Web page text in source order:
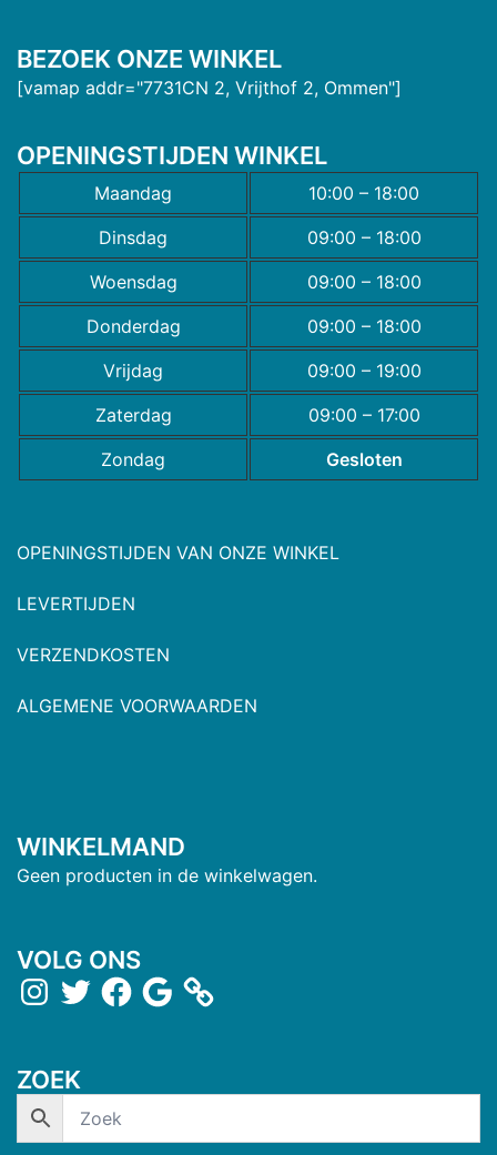
BEZOEK ONZE WINKEL
[vamap addr="7731CN 2, Vrijthof 2, Ommen"]
OPENINGSTIJDEN WINKEL
Maandag
10:00 – 18:00
Dinsdag
09:00 – 18:00
Woensdag
09:00 – 18:00
Donderdag
09:00 – 18:00
Vrijdag
09:00 – 19:00
Zaterdag
09:00 – 17:00
Zondag
Gesloten
OPENINGSTIJDEN VAN ONZE WINKEL
LEVERTIJDEN
VERZENDKOSTEN
ALGEMENE VOORWAARDEN
WINKELMAND
Geen producten in de winkelwagen.
VOLG ONS
ZOEK